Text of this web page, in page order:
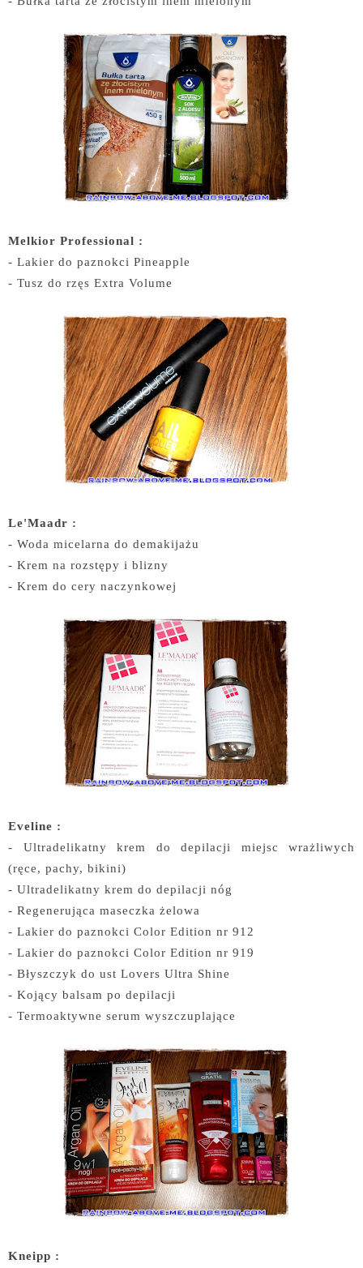
Melkior Professional :
- Lakier do paznokci Pineapple
- Tusz do rzęs Extra Volume
Le'Maadr :
- Woda micelarna do demakijażu
- Krem na rozstępy i blizny
- Krem do cery naczynkowej
Eveline :
- Ultradelikatny krem do depilacji miejsc wrażliwych
(ręce, pachy, bikini)
- Ultradelikatny krem do depilacji nóg
- Regenerująca maseczka żelowa
- Lakier do paznokci Color Edition nr 912
- Lakier do paznokci Color Edition nr 919
- Błyszczyk do ust Lovers Ultra Shine
- Kojący balsam po depilacji
- Termoaktywne serum wyszczuplające
Kneipp :